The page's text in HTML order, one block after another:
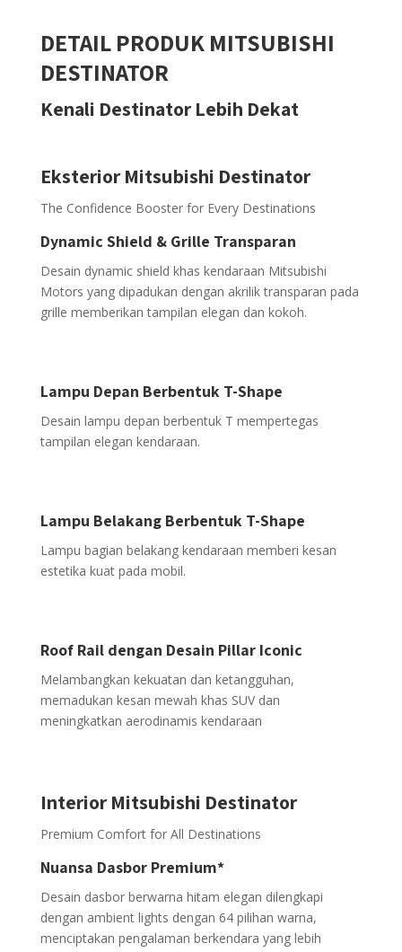
DETAIL PRODUK MITSUBISHI
DESTINATOR
Kenali Destinator Lebih Dekat
Eksterior Mitsubishi Destinator
The Confidence Booster for Every Destinations
Dynamic Shield & Grille Transparan
Desain dynamic shield khas kendaraan Mitsubishi
Motors yang dipadukan dengan akrilik transparan pada
grille memberikan tampilan elegan dan kokoh.
Lampu Depan Berbentuk T-Shape
Desain lampu depan berbentuk T mempertegas
tampilan elegan kendaraan.
Lampu Belakang Berbentuk T-Shape
Lampu bagian belakang kendaraan memberi kesan
estetika kuat pada mobil.
Roof Rail dengan Desain Pillar Iconic
Melambangkan kekuatan dan ketangguhan,
memadukan kesan mewah khas SUV dan
meningkatkan aerodinamis kendaraan
Interior Mitsubishi Destinator
Premium Comfort for All Destinations
Nuansa Dasbor Premium*
Desain dasbor berwarna hitam elegan dilengkapi
dengan ambient lights dengan 64 pilihan warna,
menciptakan pengalaman berkendara yang lebih